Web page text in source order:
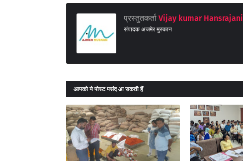
प्रस्तुतकर्ता Vijay kumar Hansrajani
संपादक अजमेर मुस्कान
आपको ये पोस्ट पसंद आ सकती हैं